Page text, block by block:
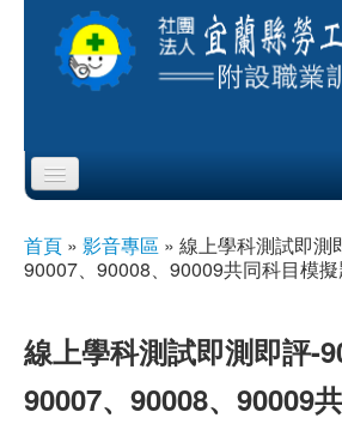
Skip to content
Skip to navigation
協會簡介
服務項目
公布欄
您在這裡
首頁 » 影音專區 » 線上學科測試即測
90007、90008、90009共同科目模
線上學科測試即測即評-
90007、90008、90009